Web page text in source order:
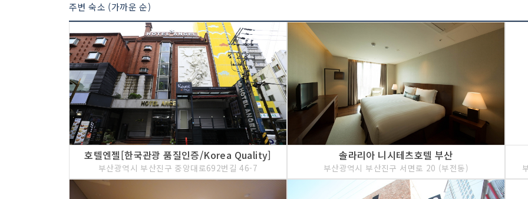
주변 숙소 (가까운 순)
호텔엔젤[한국관광 품질인증/Korea Quality]
부산광역시 부산진구 중앙대로692번길 46-7
솔라리아 니시테츠호텔 부산
부산광역시 부산진구 서면로 20 (부전동)